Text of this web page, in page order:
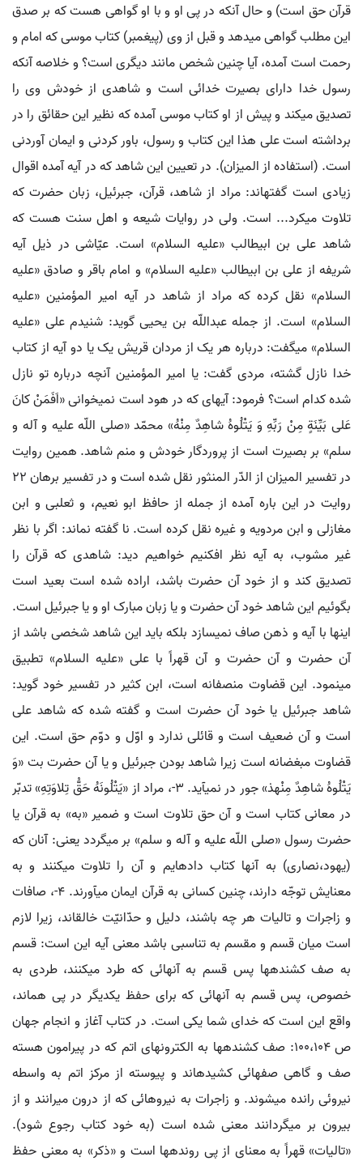
قرآن حق است) و حال آنکه در پی او و با او گواهی هست که بر صدق
این مطلب گواهی می‏دهد و قبل از وی (پیغمبر) کتاب موسی که امام و
رحمت است آمده، آیا چنین شخص مانند دیگری است؟ و خلاصه آنکه
رسول خدا دارای بصیرت خدائی است و شاهدی از خودش وی را
تصدیق می‏کند و پیش از او کتاب موسی آمده که نظیر این حقائق را در
برداشته است علی هذا این کتاب و رسول، باور کردنی و ایمان آوردنی
است. (استفاده از المیزان). در تعیین این شاهد که در آیه آمده اقوال
زیادی است گفته‏اند: مراد از شاهد، قرآن، جبرئیل، زبان حضرت که
تلاوت می‏کرد... است. ولی در روایات شیعه و اهل سنت هست که
شاهد علی بن ابیطالب «علیه السلام» است. عیّاشی در ذیل آیه
شریفه از علی بن ابیطالب «علیه السلام» و امام باقر و صادق «علیه
السلام» نقل کرده که مراد از شاهد در آیه امیر المؤمنین «علیه
السلام» است. از جمله عبداللّه بن یحیی گوید: شنیدم علی «علیه
السلام» می‏گفت: درباره هر یک از مردان قریش یک یا دو آیه از کتاب
خدا نازل گشته، مردی گفت: یا امیر المؤمنین آنچه درباره تو نازل
شده کدام است؟ فرمود: آیه‏ای که در هود است نمی‏خوانی «اَفَمَنْ کانَ
عَلی بَیِّنَةٍ مِنْ رَبِّهِ وَ یَتْلُوهُ شاهِدٌ مِنْهُ» محمّد «صلی اللّه علیه و آله و
سلم» بر بصیرت است از پروردگار خودش و منم شاهد. همین روایت
در تفسیر المیزان از الدّر المنثور نقل شده است و در تفسیر برهان 22
روایت در این باره آمده از جمله از حافظ ابو نعیم، و ثعلبی و ابن
مغازلی و ابن مردویه و غیره نقل کرده است. نا گفته نماند: اگر با نظر
غیر مشوب، به آیه نظر افکنیم خواهیم دید: شاهدی که قرآن را
تصدیق کند و از خود آن حضرت باشد، اراده شده است بعید است
بگوئیم این شاهد خود آن حضرت و یا زبان مبارک او و یا جبرئیل است.
اینها با آیه و ذهن صاف نمی‏سازد بلکه باید این شاهد شخصی باشد از
آن حضرت و آن حضرت و آن قهراً با علی «علیه السلام» تطبیق
می‏نمود. این قضاوت منصفانه است، ابن کثیر در تفسیر خود گوید:
شاهد جبرئیل یا خود آن حضرت است و گفته شده که شاهد علی
است و آن ضعیف است و قائلی ندارد و اوّل و دوّم حق است. این
قضاوت مبغضانه است زیرا شاهد بودن جبرئیل و یا آن حضرت بت «وَ
یَتْلُوهُ شاهِدٌ مِنْهذ» جور در نمی‏آید. 3-، مراد از «یَتْلُونَهُ حَقُّ تِلاوَتِهِ» تدبّر
در معانی کتاب است و آن حق تلاوت است و ضمیر «به» به قرآن یا
حضرت رسول «صلی اللّه علیه و آله و سلم» بر می‏گردد یعنی: آنان که
(یهود،نصاری) به آنها کتاب داده‏ایم و آن را تلاوت می‏کنند و به
معنایش توجّه دارند، چنین کسانی به قرآن ایمان می‏آورند. 4-، صافات
و زاجرات و تالیات هر چه باشند، دلیل و حدّانیّت خالق‏اند، زیرا لازم
است میان قسم و مقسم به تناسبی باشد معنی آیه این است: قسم
به صف کشنده‏ها پس قسم به آنهائی که طرد می‏کنند، طردی به
خصوص، پس قسم به آنهائی که برای حفظ یکدیگر در پی هم‏اند،
واقع این است که خدای شما یکی است. در کتاب آغاز و انجام جهان
ص 100،104: صف کشنده‏ها به الکترونهای اتم که در پیرامون هسته
صف و گاهی صفهائی کشیده‏اند و پیوسته از مرکز اتم به واسطه
نیروئی رانده می‏شوند. و زاجرات به نیروهائی که از درون می‏رانند و از
بیرون بر می‏گردانند معنی شده است (به خود کتاب رجوع شود).
«تالیات» قهراً به معنای از پی رونده‏ها است و «ذکر» به معنی حفظ